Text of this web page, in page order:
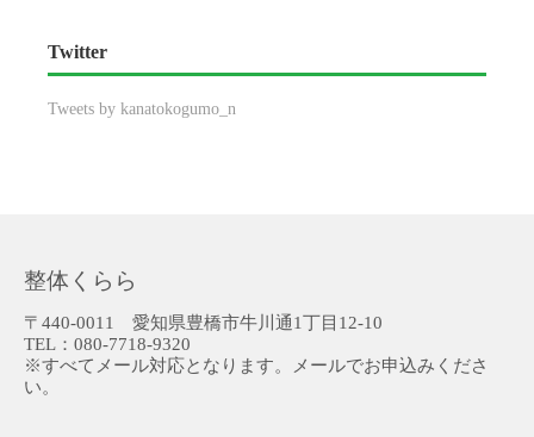
Twitter
Tweets by kanatokogumo_n
整体くらら
〒440-0011 愛知県豊橋市牛川通1丁目12-10
TEL：080-7718-9320
※すべてメール対応となります。メールでお申込みくださ
い。